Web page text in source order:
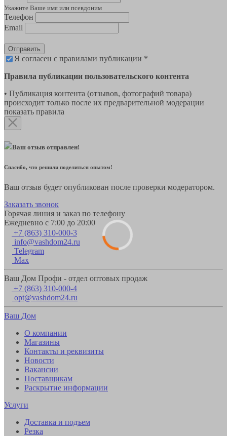
Укажите Ваше имя или псевдоним
Телефон
Email
Отправить
Я согласен с правилами публикации *
Правила публикации пользовательского контента
• Публикация контента (отзывов, фотографий товара)
происходит только после их предварительной модерации
показать правила
Ваш отзыв отправлен!
Спасибо, что решили поделиться опытом!
Ваш отзыв будет опубликован после проверки модератором.
Заказать звонок
Горячая линия и заказ по телефону
Ежедневно с 7:00 до 20:00
+7 (863) 310-000-3
info@vashdom24.ru
Telegram
Max
Ваш Дом Профи - отдел оптовых продаж
+7 (863) 310-000-4
opt@vashdom24.ru
Ваш Дом
О компании
Магазины
Контакты и реквизиты
Новости
Вакансии
Поставщикам
Раскрытие информации
Услуги
Доставка и подъем
Резка